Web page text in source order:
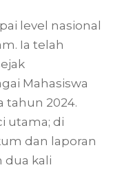
level nasional
Ia telah
Mahasiswa
tahun 2024.
utama; di
dan laporan
dua kali